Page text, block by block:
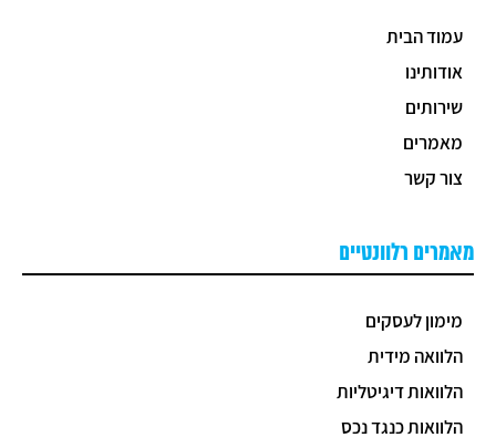
עמוד הבית
אודותינו
שירותים
מאמרים
צור קשר
מאמרים רלוונטיים
מימון לעסקים
הלוואה מידית
הלוואות דיגיטליות
הלוואות כנגד נכס